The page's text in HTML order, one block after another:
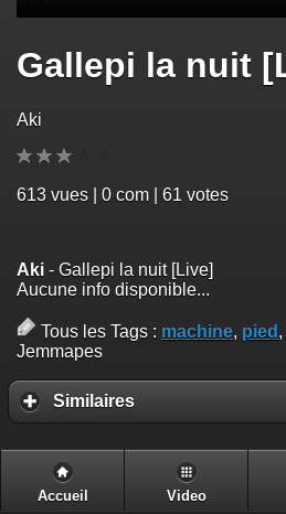
Gallepi la nuit
Aki
613 vues | 0 com | 61 votes
Aki - Gallepi la nuit [Live]
Aucune info disponible...
Tous les Tags : machine, pied ,
Jemmapes
Similaires
Accueil Video